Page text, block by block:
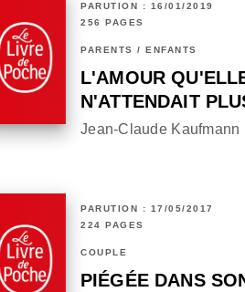
PARUTION : 16/01/2019
256 PAGES
PARENTS / ENFANTS
L'AMOUR
N'ATTENDAIT
Jean-Claude Kaufmann
PARUTION : 17/05/2017
224 PAGES
COUPLE
PIÉGÉE DANS